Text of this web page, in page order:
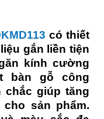
có thiết
gắn liền tiện
kính cường
bàn gỗ công
chắc giúp tăng
sản phẩm.